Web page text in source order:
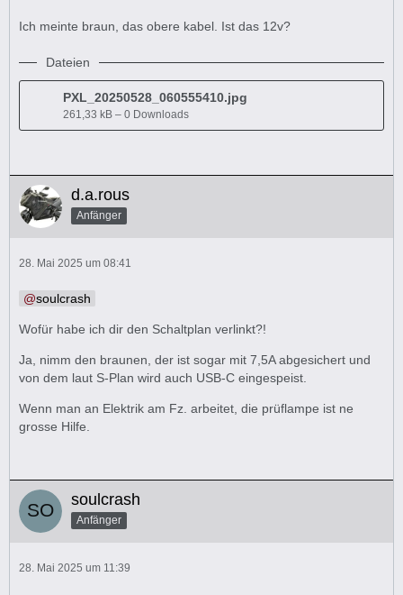
Ich meinte braun, das obere kabel. Ist das 12v?
Dateien
PXL_20250528_060555410.jpg
261,33 kB – 0 Downloads
d.a.rous
Anfänger
28. Mai 2025 um 08:41
soulcrash
Wofür habe ich dir den Schaltplan verlinkt?!
Ja, nimm den braunen, der ist sogar mit 7,5A abgesichert und
von dem laut S-Plan wird auch USB-C eingespeist.
Wenn man an Elektrik am Fz. arbeitet, die prüflampe ist ne
grosse Hilfe.
soulcrash
Anfänger
28. Mai 2025 um 11:39